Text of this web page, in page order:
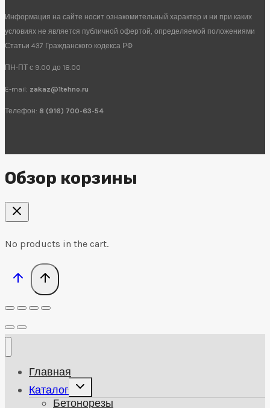
Информация на сайте носит ознакомительный характер и ни при каких
условиях не является публичной офертой, определяемой положениями
Статьи 437 Гражданского кодекса РФ
ПН-ПТ с 9.00 до 18.00
E-mail: zakaz@1tehno.ru
Телефон: 8 (916) 700-63-54
Обзор корзины
No products in the cart.
Главная
Каталог
Развернуть
дочернее
меню
Бетонорезы